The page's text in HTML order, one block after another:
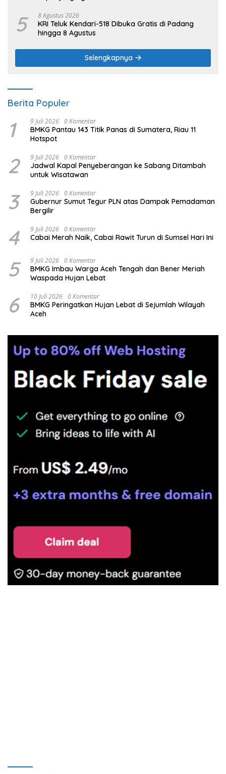
5 8 Agustus 2026
KRI Teluk Kendari-518 Dibuka Gratis di Padang
hingga 8 Agustus
Selengkapnya
Berita Populer
1 9 Juli 2026 0 Komentar
BMKG Pantau 143 Titik Panas di Sumatera, Riau 11
Hotspot
2 9 Juli 2026 0 Komentar
Jadwal Kapal Penyeberangan ke Sabang Ditambah
untuk Wisatawan
3 9 Juli 2026 0 Komentar
Gubernur Sumut Tegur PLN atas Dampak Pemadaman
Bergilir
4 9 Juli 2026 0 Komentar
Cabai Merah Naik, Cabai Rawit Turun di Sumsel Hari Ini
5 9 Juli 2026 0 Komentar
BMKG Imbau Warga Aceh Tengah dan Bener Meriah
Waspada Hujan Lebat
6 10 Juli 2026 0 Komentar
BMKG Peringatkan Hujan Lebat di Sejumlah Wilayah
Aceh